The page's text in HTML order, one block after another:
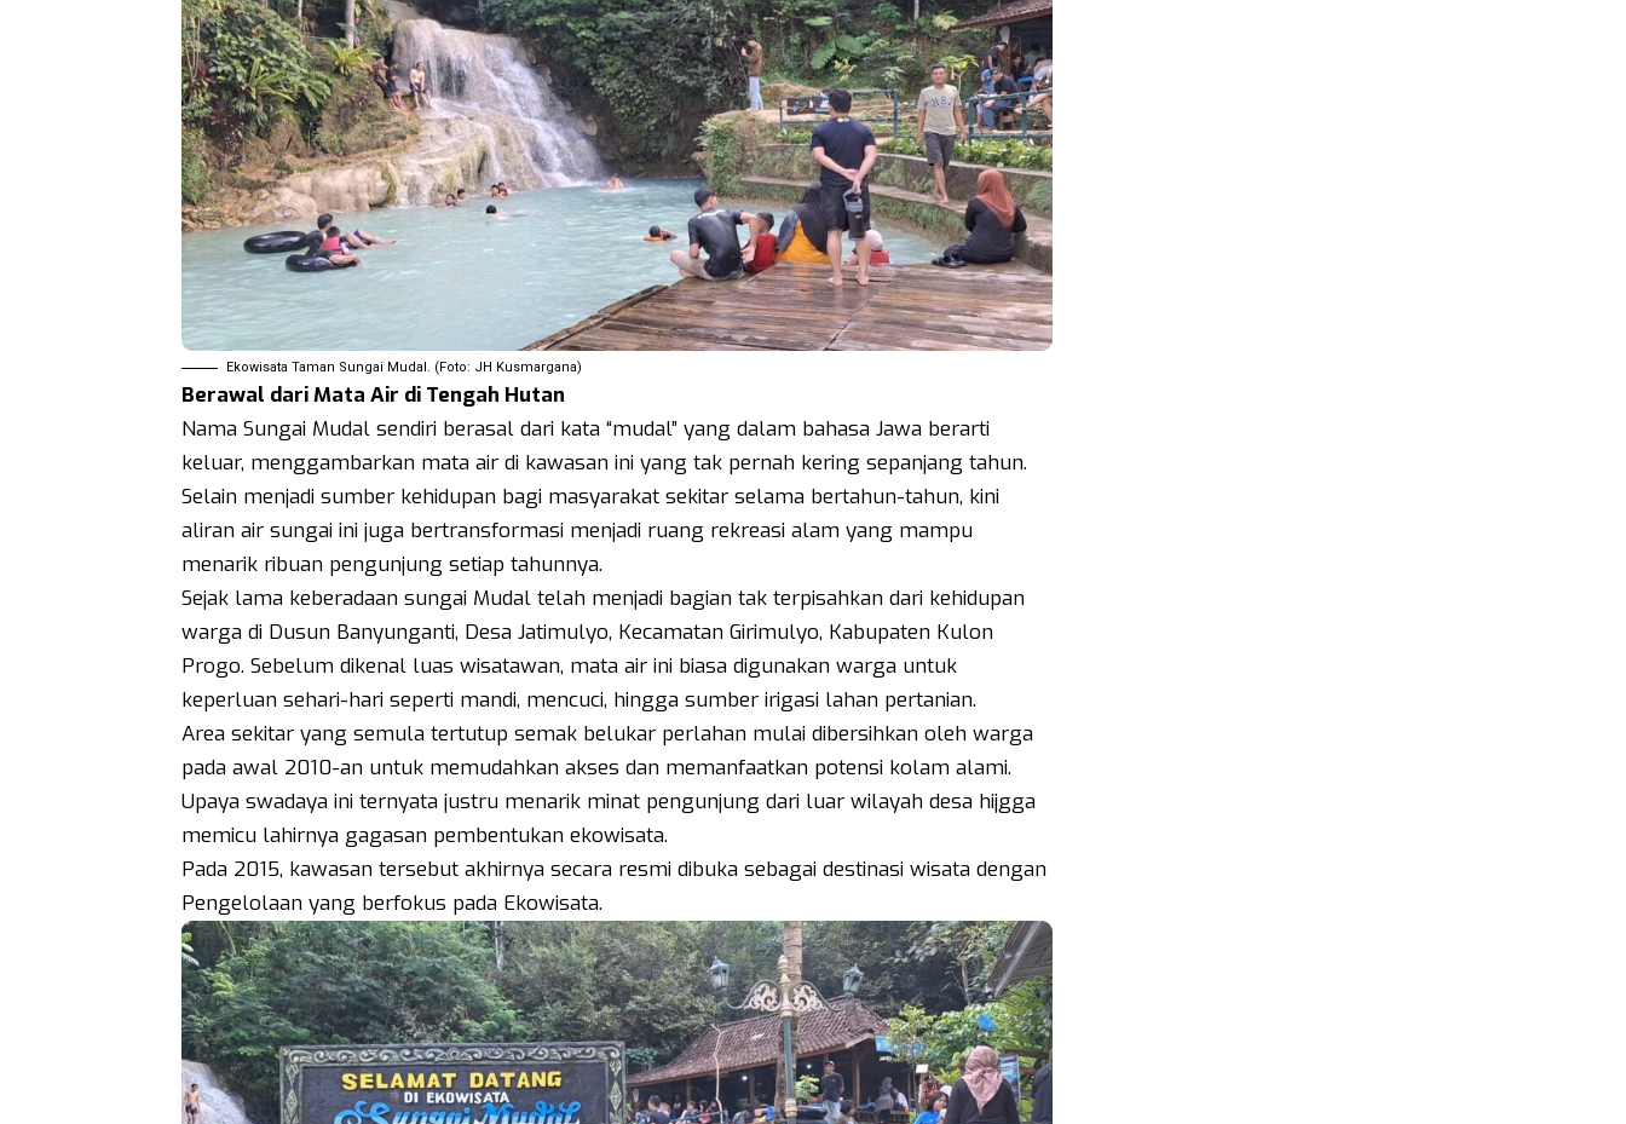
Ekowisata Taman Sungai Mudal. (Foto: JH Kusmargana)
Berawal dari Mata Air di Tengah Hutan
Nama Sungai Mudal sendiri berasal dari kata “mudal” yang dalam bahasa Jawa berarti
keluar, menggambarkan mata air di kawasan ini yang tak pernah kering sepanjang tahun.
Selain menjadi sumber kehidupan bagi masyarakat sekitar selama bertahun-tahun, kini
aliran air sungai ini juga bertransformasi menjadi ruang rekreasi alam yang mampu
menarik ribuan pengunjung setiap tahunnya.
Sejak lama keberadaan sungai Mudal telah menjadi bagian tak terpisahkan dari kehidupan
warga di Dusun Banyunganti, Desa Jatimulyo, Kecamatan Girimulyo, Kabupaten Kulon
Progo. Sebelum dikenal luas wisatawan, mata air ini biasa digunakan warga untuk
keperluan sehari-hari seperti mandi, mencuci, hingga sumber irigasi lahan pertanian.
Area sekitar yang semula tertutup semak belukar perlahan mulai dibersihkan oleh warga
pada awal 2010-an untuk memudahkan akses dan memanfaatkan potensi kolam alami.
Upaya swadaya ini ternyata justru menarik minat pengunjung dari luar wilayah desa hijgga
memicu lahirnya gagasan pembentukan ekowisata.
Pada 2015, kawasan tersebut akhirnya secara resmi dibuka sebagai destinasi wisata dengan
Pengelolaan yang berfokus pada Ekowisata.